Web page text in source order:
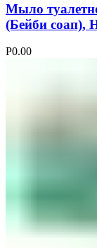
Мыло
(Бейби соап),
Р0.00